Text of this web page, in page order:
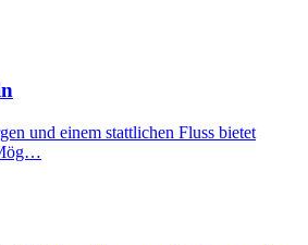
und einem stattlichen Fluss bietet